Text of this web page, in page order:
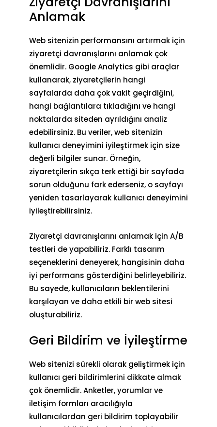
Anlamak
Web sitenizin performansını artırmak için
ziyaretçi davranışlarını anlamak çok
önemlidir. Google Analytics gibi araçlar
kullanarak, ziyaretçilerin hangi
sayfalarda daha çok vakit geçirdiğini,
hangi bağlantılara tıkladığını ve hangi
noktalarda siteden ayrıldığını analiz
edebilirsiniz. Bu veriler, web sitenizin
kullanıcı deneyimini iyileştirmek için size
değerli bilgiler sunar. Örneğin,
ziyaretçilerin sıkça terk ettiği bir sayfada
sorun olduğunu fark ederseniz, o sayfayı
yeniden tasarlayarak kullanıcı deneyimini
iyileştirebilirsiniz.
Ziyaretçi davranışlarını anlamak için A/B
testleri de yapabiliriz. Farklı tasarım
seçeneklerini deneyerek, hangisinin daha
iyi performans gösterdiğini belirleyebiliriz.
Bu sayede, kullanıcıların beklentilerini
karşılayan ve daha etkili bir web sitesi
oluşturabiliriz.
Geri Bildirim ve İyileştirme
Web sitenizi sürekli olarak geliştirmek için
kullanıcı geri bildirimlerini dikkate almak
çok önemlidir. Anketler, yorumlar ve
iletişim formları aracılığıyla
kullanıcılardan geri bildirim toplayabilir